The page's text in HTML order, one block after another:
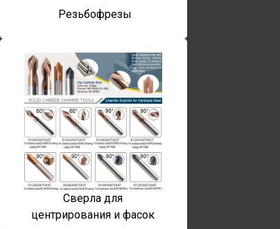
Резьбофрезы
Сверла для
центрирования и фасок